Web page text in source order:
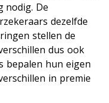
nodig. De
dezelfde
stellen de
dus ook
bepalen hun eigen
in premie